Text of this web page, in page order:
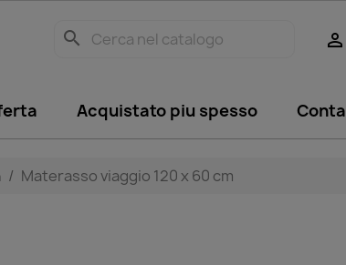

search
Acquistato piu spesso
Materasso viaggio 120 x 60 cm